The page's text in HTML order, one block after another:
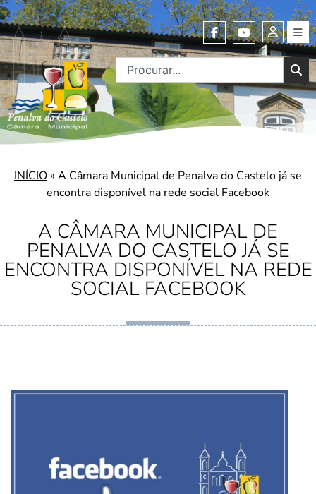
A CÂMARA MUNICIPAL DE
PENALVA DO CASTELO JÁ SE
ENCONTRA DISPONÍVEL NA REDE
SOCIAL FACEBOOK
INÍCIO » A Câmara Municipal de Penalva do Castelo já se
encontra disponível na rede social Facebook